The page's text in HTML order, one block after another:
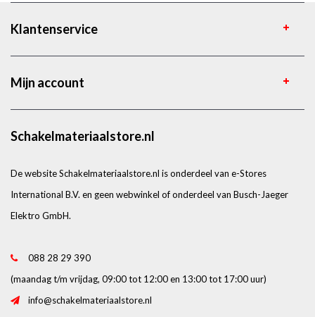
Klantenservice
Mijn account
Schakelmateriaalstore.nl
De website Schakelmateriaalstore.nl is onderdeel van e-Stores
International B.V. en geen webwinkel of onderdeel van Busch-Jaeger
Elektro GmbH.
088 28 29 390
(maandag t/m vrijdag, 09:00 tot 12:00 en 13:00 tot 17:00 uur)
info@schakelmateriaalstore.nl